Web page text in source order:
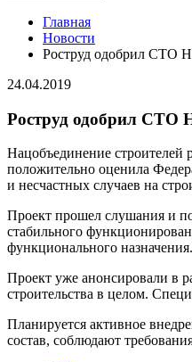
Главная
Новости
Роструд одобрил СТО
24.04.2019
Роструд одобрил СТО
Нацобъединение строителей
положительно оценила
и несчастных случаев на
Проект прошел слушания и
стабильного
функционального назначения.
Проект уже анонсировали в
строительства в целом.
Планируется активное
состав, соблюдают